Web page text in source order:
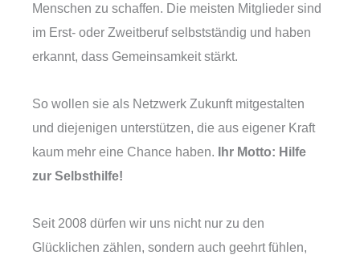
Menschen zu schaffen. Die meisten Mitglieder sind
im Erst- oder Zweitberuf selbstständig und haben
erkannt, dass Gemeinsamkeit stärkt.
So wollen sie als Netzwerk Zukunft mitgestalten
und diejenigen unterstützen, die aus eigener Kraft
kaum mehr eine Chance haben. Ihr Motto: Hilfe
zur Selbsthilfe!
Seit 2008 dürfen wir uns nicht nur zu den
Glücklichen zählen, sondern auch geehrt fühlen,